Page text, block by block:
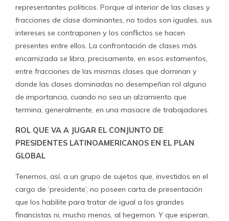
representantes politicos. Porque al interior de las clases y
fracciones de clase dominantes, no todos son iguales, sus
intereses se contraponen y los conflictos se hacen
presentes entre ellos. La confrontación de clases más
encarnizada se libra, precisamente, en esos estamentos,
entre fracciones de las mismas clases que dominan y
donde las clases dominadas no desempeñan rol alguno
de importancia, cuando no sea un alzamiento que
termina, generalmente, en una masacre de trabajadores.
ROL QUE VA A JUGAR EL CONJUNTO DE
PRESIDENTES LATINOAMERICANOS EN EL PLAN
GLOBAL
Tenemos, así, a un grupo de sujetos que, investidos en el
cargo de ‘presidente’, no poseen carta de presentación
que los habilite para tratar de igual a los grandes
financistas ni, mucho menos, al hegemon. Y que esperan,